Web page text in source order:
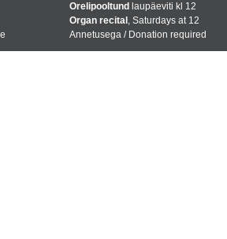
Orelipooltund laupäeviti kl 12
Organ recital , Saturdays at 12
Annetusega / Donation required